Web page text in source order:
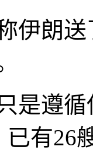
朗送
遵循
已有26